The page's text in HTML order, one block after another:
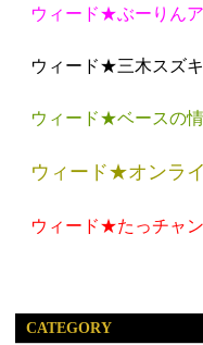
ウィード★ぶーりん
ウィード★三木スズ
ウィード★ベースの
ウィード★オンラ
ウィード★たっチャ
CATEGORY